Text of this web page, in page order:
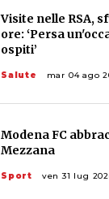
Visite nelle RSA,
ore: ‘Persa
ospiti’
Salute mar 04 ago
Modena FC
Mezzana
Sport ven 31 lug